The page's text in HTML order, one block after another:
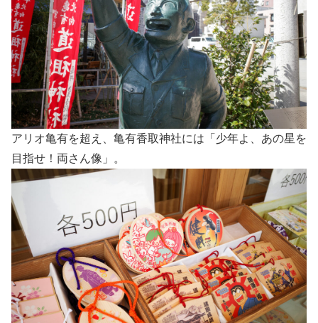
アリオ亀有を超え、亀有香取神社には「少年よ、あの星を
目指せ！両さん像」。